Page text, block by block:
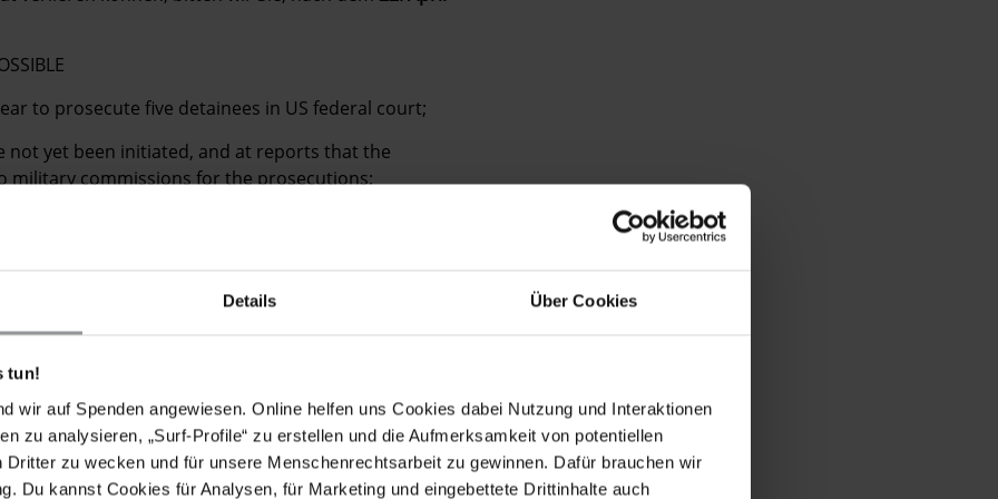
Details Über Cookies
tun!
wir auf Spenden angewiesen. Online helfen uns Cookies dabei Nutzung und Interaktionen
zu analysieren, „Surf-Profile“ zu erstellen und die Aufmerksamkeit von potentiellen
Dritter zu wecken und für unsere Menschenrechtsarbeit zu gewinnen. Dafür brauchen wir
Du kannst Cookies für Analysen, für Marketing und eingebettete Drittinhalte auch
to prosecute five detainees in US federal court;
not yet been initiated, and at reports that the
military commissions for the prosecutions;
international fair trial and other human rights
interpreted as the USA failing human rights
and to promptly initiate trial proceedings in